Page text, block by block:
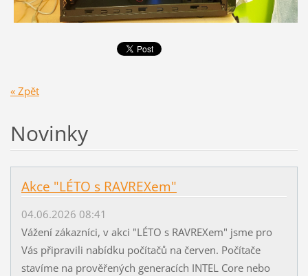
« Zpět
Novinky
Akce "LÉTO s RAVREXem"
04.06.2026 08:41
Vážení zákazníci, v akci "LÉTO s RAVREXem" jsme pro
Vás připravili nabídku počítačů na červen. Počítače
stavíme na prověřených generacích INTEL Core nebo